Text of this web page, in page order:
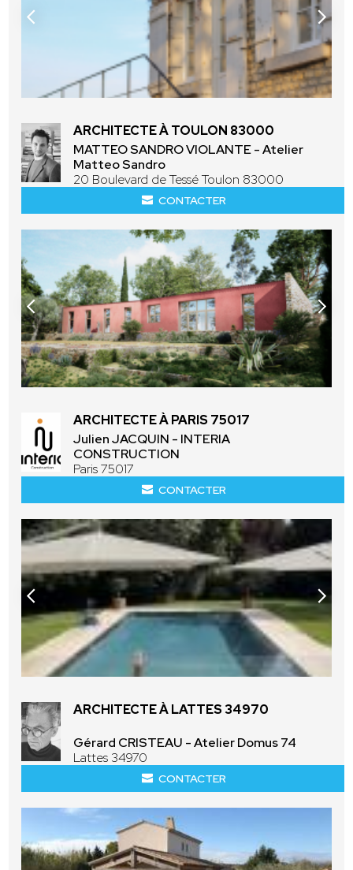
ARCHITECTE À TOULON 83000
MATTEO SANDRO VIOLANTE - Atelier
Matteo Sandro
20 Boulevard de Tessé Toulon 83000
CONTACTER
ARCHITECTE À PARIS 75017
Julien JACQUIN - INTERIA
CONSTRUCTION
Paris 75017
CONTACTER
ARCHITECTE À LATTES 34970
Gérard CRISTEAU - Atelier Domus 74
Lattes 34970
CONTACTER